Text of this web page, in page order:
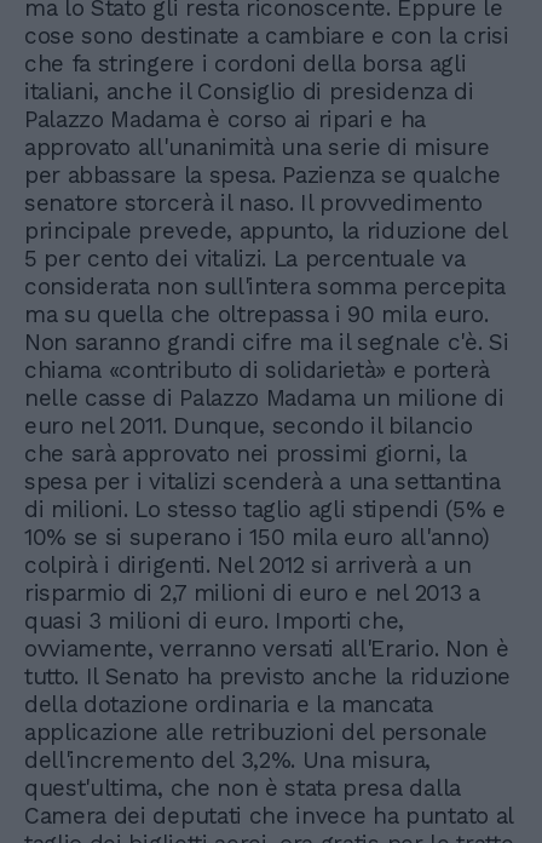
ma lo Stato gli resta riconoscente. Eppure le
cose sono destinate a cambiare e con la crisi
che fa stringere i cordoni della borsa agli
italiani, anche il Consiglio di presidenza di
Palazzo Madama è corso ai ripari e ha
approvato all'unanimità una serie di misure
per abbassare la spesa. Pazienza se qualche
senatore storcerà il naso. Il provvedimento
principale prevede, appunto, la riduzione del
5 per cento dei vitalizi. La percentuale va
considerata non sull'intera somma percepita
ma su quella che oltrepassa i 90 mila euro.
Non saranno grandi cifre ma il segnale c'è. Si
chiama «contributo di solidarietà» e porterà
nelle casse di Palazzo Madama un milione di
euro nel 2011. Dunque, secondo il bilancio
che sarà approvato nei prossimi giorni, la
spesa per i vitalizi scenderà a una settantina
di milioni. Lo stesso taglio agli stipendi (5% e
10% se si superano i 150 mila euro all'anno)
colpirà i dirigenti. Nel 2012 si arriverà a un
risparmio di 2,7 milioni di euro e nel 2013 a
quasi 3 milioni di euro. Importi che,
ovviamente, verranno versati all'Erario. Non è
tutto. Il Senato ha previsto anche la riduzione
della dotazione ordinaria e la mancata
applicazione alle retribuzioni del personale
dell'incremento del 3,2%. Una misura,
quest'ultima, che non è stata presa dalla
Camera dei deputati che invece ha puntato al